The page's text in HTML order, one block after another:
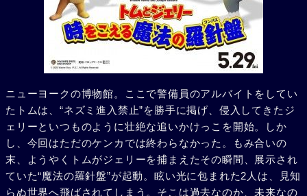
ニューヨークの博物館。ここで警備員のアルバイトをしてい
たトムは、“ネズミ進入禁止”を勝手に掲げ、侵入してきたジ
ェリーといつものように壮絶な追いかけっこを開始。しか
し、今回はただのケンカでは終わらなかった。もみ合いの
末、ようやくトムがジェリーを捕まえたその瞬間、展示され
ていた“魔法の羅針盤”が起動。眩い光に包まれた2人は、見知
らぬ世界へ飛ばされてしまう。そこは過去なのか、未来なの